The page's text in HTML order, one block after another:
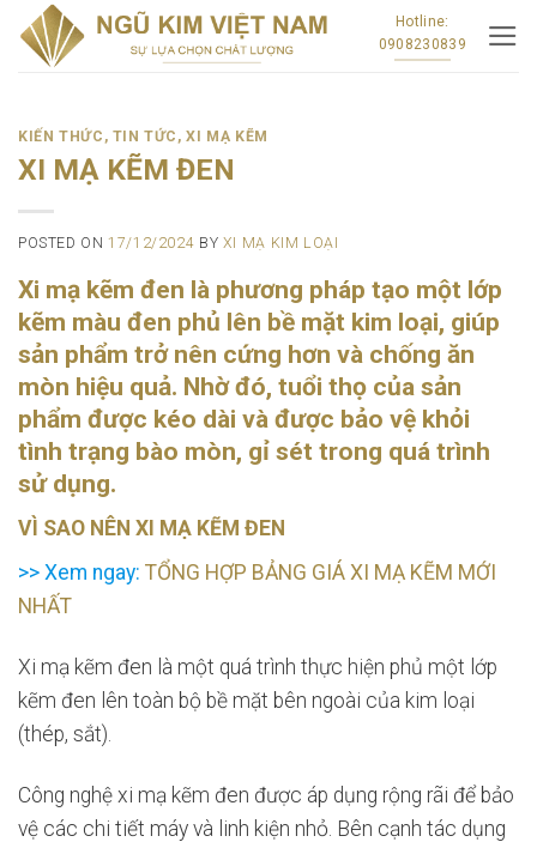
Skip
Hotline:
0908230839
KIẾN THỨC , TIN TỨC ,XI MẠ KẼM
XI MẠ KẼM ĐEN
POSTED ON17/12/2024 BY XI MẠ KIM LOẠI
Xi mạ kẽm đen là phương pháp tạo một lớp
kẽm màu đen phủ lên bề mặt kim loại, giúp
sản phẩm trở nên cứng hơn và chống ăn
mòn hiệu quả. Nhờ đó, tuổi thọ của sản
phẩm được kéo dài và được bảo vệ khỏi
tình trạng bào mòn, gỉ sét trong quá trình
sử dụng.
VÌ SAO NÊN XI MẠ KẼM ĐEN
>> Xem ngay: TỔNG HỢP BẢNG GIÁ XI MẠ KẼM MỚI
NHẤT
Xi mạ kẽm đen là một quá trình thực hiện phủ một lớp
kẽm đen lên toàn bộ bề mặt bên ngoài của kim loại
(thép, sắt).
Công nghệ xi mạ kẽm đen được áp dụng rộng rãi để bảo
vệ các chi tiết máy và linh kiện nhỏ. Bên cạnh tác dụng